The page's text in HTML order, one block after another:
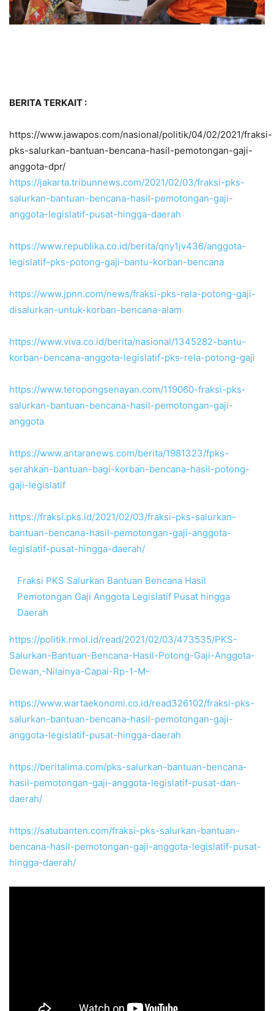
BERITA TERKAIT :
https://www.jawapos.com/nasional/politik/04/02/2021/fraksi-
pks-salurkan-bantuan-bencana-hasil-pemotongan-gaji-
anggota-dpr/
https://jakarta.tribunnews.com/2021/02/03/fraksi-pks-
salurkan-bantuan-bencana-hasil-pemotongan-gaji-
anggota-legislatif-pusat-hingga-daerah
https://www.republika.co.id/berita/qny1jv436/anggota-
legislatif-pks-potong-gaji-bantu-korban-bencana
https://www.jpnn.com/news/fraksi-pks-rela-potong-gaji-
disalurkan-untuk-korban-bencana-alam
https://www.viva.co.id/berita/nasional/1345282-bantu-
korban-bencana-anggota-legislatif-pks-rela-potong-gaji
https://www.teropongsenayan.com/119060-fraksi-pks-
salurkan-bantuan-bencana-hasil-pemotongan-gaji-
anggota
https://www.antaranews.com/berita/1981323/fpks-
serahkan-bantuan-bagi-korban-bencana-hasil-potong-
gaji-legislatif
https://fraksi.pks.id/2021/02/03/fraksi-pks-salurkan-
bantuan-bencana-hasil-pemotongan-gaji-anggota-
legislatif-pusat-hingga-daerah/
Fraksi PKS Salurkan Bantuan Bencana Hasil
Pemotongan Gaji Anggota Legislatif Pusat hingga
Daerah
https://politik.rmol.id/read/2021/02/03/473535/PKS-
Salurkan-Bantuan-Bencana-Hasil-Potong-Gaji-Anggota-
Dewan,-Nilainya-Capai-Rp-1-M-
https://www.wartaekonomi.co.id/read326102/fraksi-pks-
salurkan-bantuan-bencana-hasil-pemotongan-gaji-
anggota-legislatif-pusat-hingga-daerah
https://beritalima.com/pks-salurkan-bantuan-bencana-
hasil-pemotongan-gaji-anggota-legislatif-pusat-dan-
daerah/
https://satubanten.com/fraksi-pks-salurkan-bantuan-
bencana-hasil-pemotongan-gaji-anggota-legislatif-pusat-
hingga-daerah/